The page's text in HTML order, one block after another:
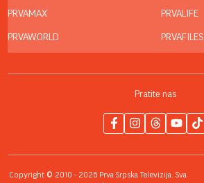
PRVAMAX
PRVAWORLD
PRVALIFE
PRVAFILES
Pratite nas
Copyright © 2010 - 2026 Prva Srpska Televizija. Sva